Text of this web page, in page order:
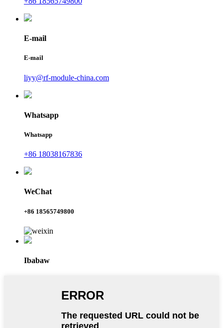
E-mail
E-mail
liyy@rf-module-china.com
Whatsapp
Whatsapp
+86 18038167836
WeChat
+86 18565749800
Ibabaw